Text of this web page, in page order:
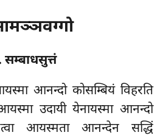
सम्बाधसुत्तं
आनन्दो कोसम्बियं विहरति
उदायी येनायस्मा आनन्दो
आयस्मता आनन्देन सद्धिं